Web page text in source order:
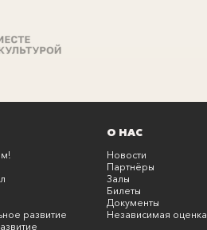
развитие
О НАС
Новости
Партнёры
Залы
Билеты
Документы
Независимая оценка